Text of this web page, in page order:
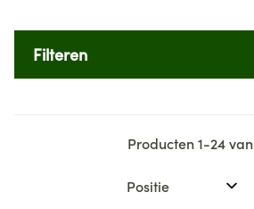
Filteren
Producten1-24van
Sorteer op: